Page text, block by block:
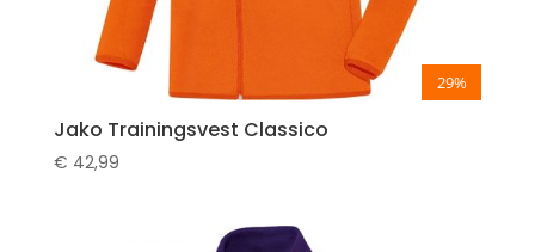
29%
Jako Trainingsvest Classico
€ 42,99